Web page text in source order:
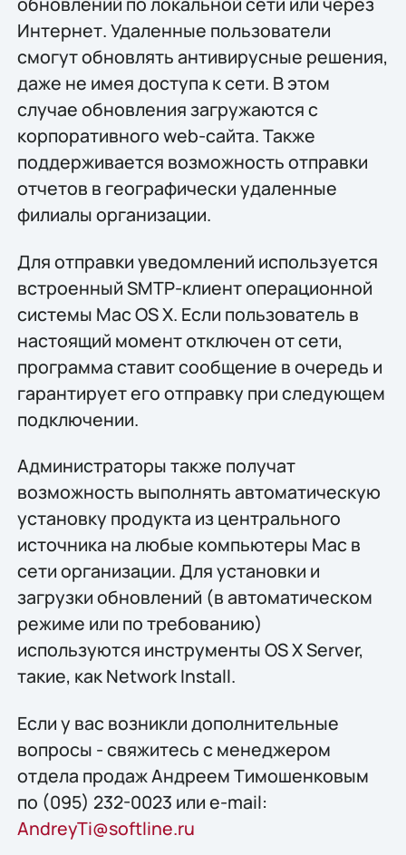
Интернет. Удаленные пользователи
смогут обновлять антивирусные решения,
даже не имея доступа к сети. В этом
случае обновления загружаются с
корпоративного web-сайта. Также
поддерживается возможность отправки
отчетов в географически удаленные
филиалы организации.
Для отправки уведомлений используется
встроенный SMTP-клиент операционной
системы Mac OS X. Если пользователь в
настоящий момент отключен от сети,
программа ставит сообщение в очередь и
гарантирует его отправку при следующем
подключении.
Администраторы также получат
возможность выполнять автоматическую
установку продукта из центрального
источника на любые компьютеры Mac в
сети организации. Для установки и
загрузки обновлений (в автоматическом
режиме или по требованию)
используются инструменты OS X Server,
такие, как Network Install.
Если у вас возникли дополнительные
вопросы - свяжитесь с менеджером
отдела продаж Андреем Тимошенковым
по (095) 232-0023 или e-mail:
AndreyTi@softline.ru